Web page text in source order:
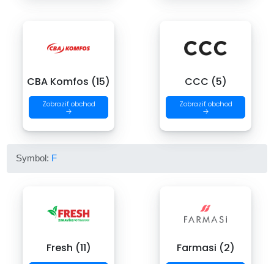
CBA Komfos (15)
Zobraziť obchod
→
CCC (5)
Zobraziť obchod
→
Symbol: F
Fresh (11) Farmasi (2)